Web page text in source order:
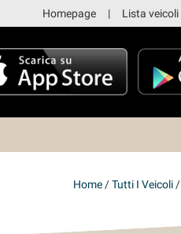
Homepage Lista veicoli
Home /Tutti I Veicoli /